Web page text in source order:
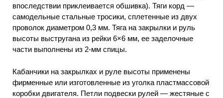
впоследствии приклеивается обшивка). Тяги корд —
самодельные стальные тросики, сплетенные из двух
проволок диаметром 0,3 мм. Тяга на закрылки и руль
высоты выстругана из рейки 6×6 мм, ее заделочные
части выполнены из 2-мм спицы.
Кабанчики на закрылках и руле высоты применены
фирменные или изготовленные из уголка пластмассовой
коробки двигателя. Петли подвески рулей — жестяные с